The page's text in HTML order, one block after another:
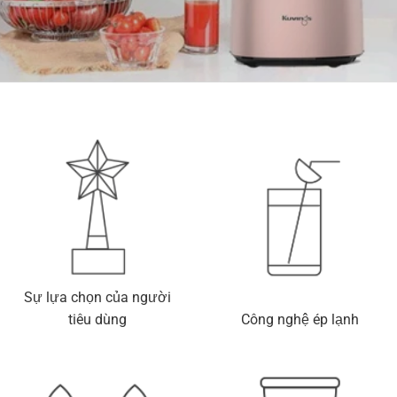
Sự lựa chọn của người
tiêu dùng
Công nghệ ép lạnh